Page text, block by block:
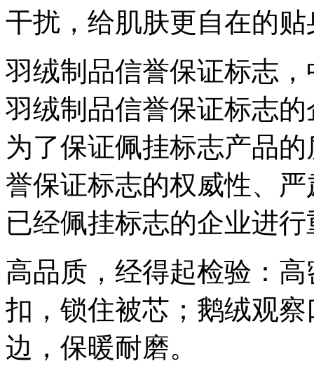
干扰，给肌肤更自在的
羽绒制品信誉保证标志
羽绒制品信誉保证标志
为了保证佩挂标志产品
誉保证标志的权威性、
已经佩挂标志的企业进
高品质，经得起检验：
扣，锁住被芯；鹅绒观
边，保暖耐磨。